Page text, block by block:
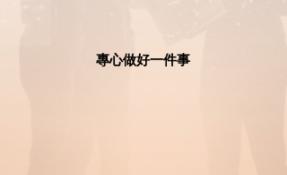
​專心做好一件事